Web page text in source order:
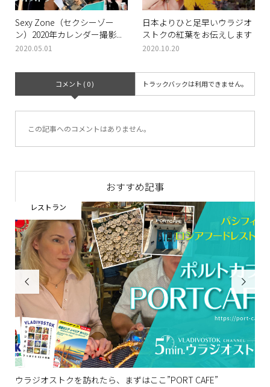
Sexy Zone（セクシーゾー
ン）2020年カレンダー撮影...
2020.05.01
日本よりひと足早いウラジオ
ストクの紅葉をお伝えします
2020.10.20
コメント ( 0 ) トラックバックは利用できません。
この記事へのコメントはありません。
おすすめ記事

ずはここ”PORT CAFE” MONOCHROME−モノクローム寫眞
ウラジオストク便り
